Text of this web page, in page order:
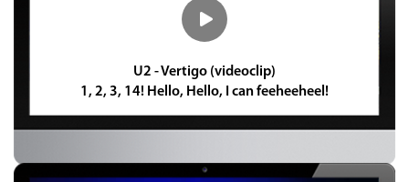
U2 - Vertigo (videoclip)
1, 2, 3, 14! Hello, Hello, I can feeheeheel!